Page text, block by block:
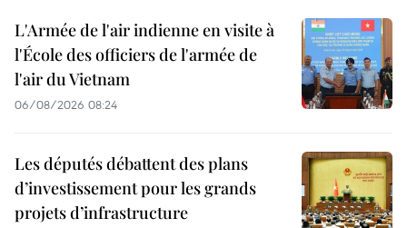
L'Armée de l'air indienne en visite à
l'École des officiers de l'armée de
l'air du Vietnam
06/08/2026 08:24
Les députés débattent des plans
d’investissement pour les grands
projets d’infrastructure